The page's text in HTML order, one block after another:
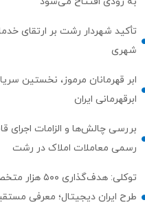
تأکید شهردار رشت بر ارتقای
شهری
ابر قهرمانان مرموز، نخستین
ابرقهرمانی ایران
بررسی چالش‌ها و الزامات اجرای
رسمی معاملات املاک در رشت
توکلی: هدف‌گذاری